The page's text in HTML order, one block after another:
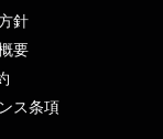
針
要
ス条項